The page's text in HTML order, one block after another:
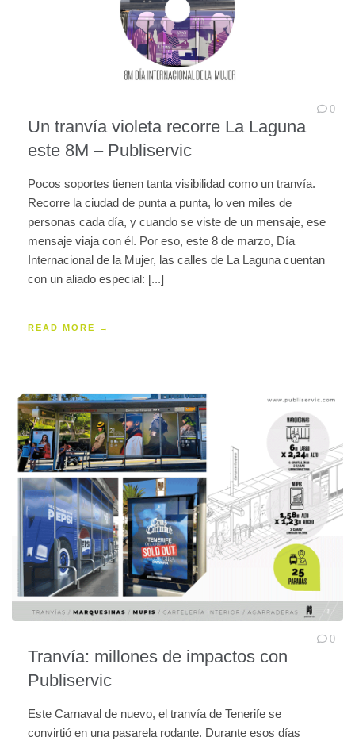
Un tranvía violeta recorre La Laguna
este 8M – Publiservic
0
Pocos soportes tienen tanta visibilidad como un tranvía.
Recorre la ciudad de punta a punta, lo ven miles de
personas cada día, y cuando se viste de un mensaje, ese
mensaje viaja con él. Por eso, este 8 de marzo, Día
Internacional de la Mujer, las calles de La Laguna cuentan
con un aliado especial: [...]
READ MORE →
Tranvía: millones de impactos con
Publiservic
0
Este Carnaval de nuevo, el tranvía de Tenerife se
convirtió en una pasarela rodante. Durante esos días